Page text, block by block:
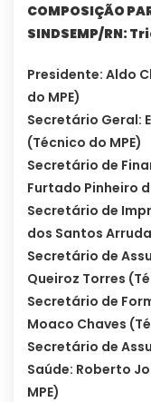
COMPOSIÇÃO
SINDSEMP/RN:
Presidente: Aldo
do MPE)
Secretário Geral:
(Técnico do MPE)
Secretário de
Furtado Pinheiro
Secretário de
dos Santos
Secretário de
Queiroz Torres
Secretário de
Moaco Chaves
Secretário de
Saúde: Roberto
MPE)